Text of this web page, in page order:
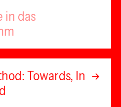
in das
Towards, In